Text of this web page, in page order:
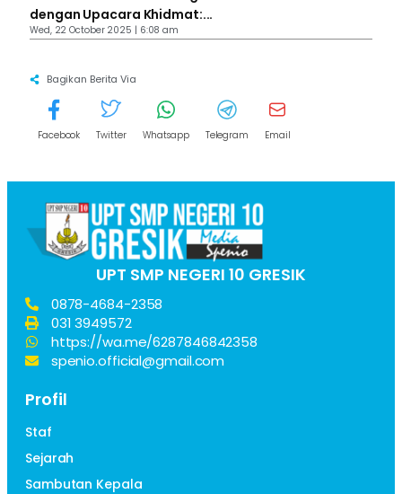
dengan Upacara Khidmat:...
Wed, 22 October 2025 | 6:08 am
Bagikan Berita Via
Facebook Twitter Whatsapp Telegram Email
UPT SMP NEGERI 10 GRESIK
0878-4684-2358
031 3949572
https://wa.me/6287846842358
spenio.official@gmail.com
Profil
Staf
Sejarah
Sambutan Kepala